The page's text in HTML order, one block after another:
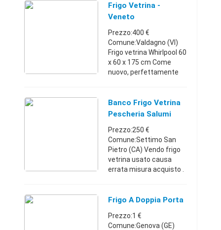
luci led. La temperatura
del frigorifero è -14°/ ...
Frigo Vetrina -
Veneto
Prezzo:400 €
Comune:Valdagno (VI)
Frigo vetrina Whirlpool 60
x 60 x 175 cm Come
nuovo, perfettamente
€
Banco Frigo Vetrina
Pescheria Salumi
Formaggi
Prezzo:250 €
Comune:Settimo San
Pietro (CA) Vendo frigo
vetrina usato causa
errata misura acquisto .
luce. +30 -30 Da ripulire e
appog ...
Frigo A Doppia Porta
Prezzo:1 €
Comune:Genova (GE)